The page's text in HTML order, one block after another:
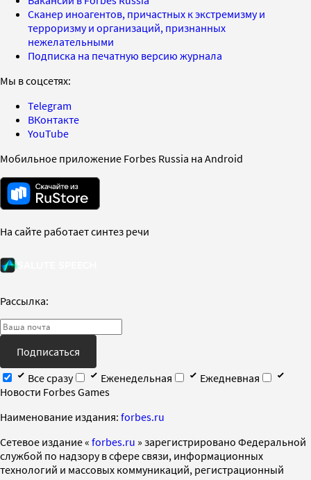
Сканер иноагентов, причастных к экстремизму и
терроризму и организаций, признанных
нежелательными
Подписка на печатную версию журнала
Мы в соцсетях:
Telegram
ВКонтакте
YouTube
Мобильное приложение Forbes Russia на Android
На сайте работает синтез речи
Рассылка:
Подписаться
Все сразу
Еженедельная
Ежедневная
Новости Forbes Games
Наименование издания: forbes.ru
Cетевое издание « forbes.ru » зарегистрировано Федеральной
службой по надзору в сфере связи, информационных
технологий и массовых коммуникаций, регистрационный